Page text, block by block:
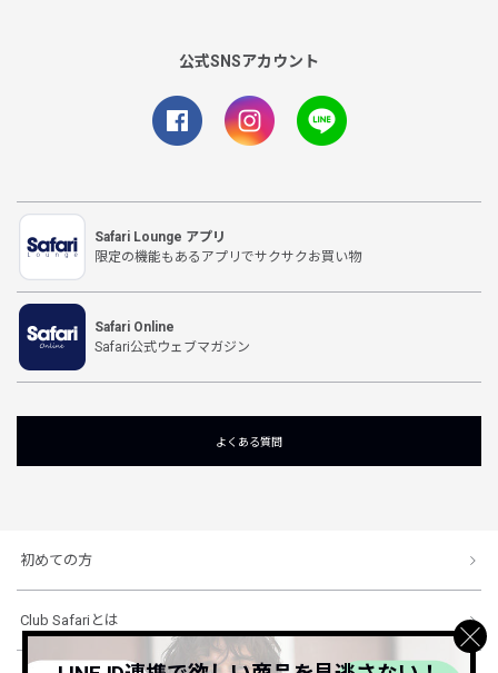
公式SNSアカウント
Safari Lounge アプリ
限定の機能もあるアプリでサクサクお買い物
Safari Online
Safari公式ウェブマガジン
よくある質問
初めての方
Club Safariとは